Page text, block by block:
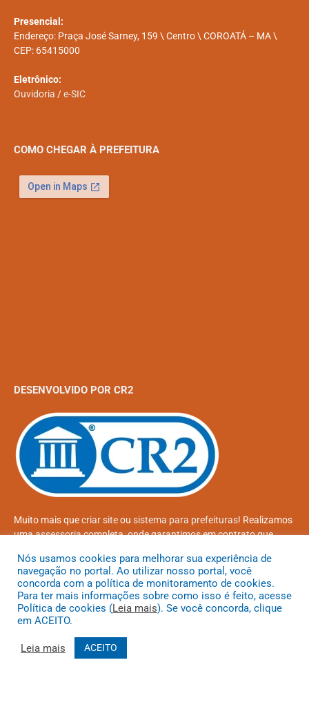
Presencial:
Endereço: Praça José Sarney, 159 \ Centro \ COROATÁ – MA \
CEP: 65415000
Eletrônico:
Ouvidoria /e-SIC
COMO CHEGAR À PREFEITURA
DESENVOLVIDO POR CR2
Muito mais quecriar siteou sistema para prefeituras! Realizamos
umaassessoriacompleta, onde garantimos em contrato que
atendidas.
Conheça oPNTPe oRadar da Transparência Pública
Todos os direitos reservados a Prefeitura Municipal de Coroatá
Nós usamos cookies para melhorar sua experiência de
navegação no portal. Ao utilizar nosso portal, você
concorda com a política de monitoramento de cookies.
Para ter mais informações sobre como isso é feito, acesse
Política de cookies (Leia mais). Se você concorda, clique
em ACEITO.
Leia mais ACEITO